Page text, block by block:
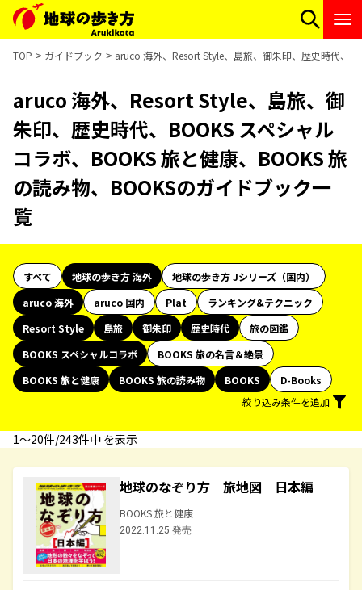
TOP ガイドブック aruco 海外、Resort Style、島旅、御朱印、歴史時代、
aruco 海外、Resort Style、島旅、御
朱印、歴史時代、BOOKS スペシャル
コラボ、BOOKS 旅と健康、BOOKS 旅
の読み物、BOOKSのガイドブック一
覧
すべて 地球の歩き方 海外
地球の歩き方 Jシリーズ（国内）
aruco 海外
aruco 国内 Plat
ランキング&テクニック
Resort Style
島旅 御朱印 歴史時代
旅の図鑑
BOOKS スペシャルコラボ
BOOKS 旅の名言＆絶景
BOOKS 旅と健康
BOOKS 旅の読み物 BOOKS
D-Books
絞り込み条件を追加
1〜20件/243件中 を表示
地球のなぞり方 旅地図 日本編
BOOKS 旅と健康
2022.11.25 発売